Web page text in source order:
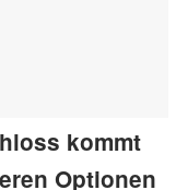
kommt
Optionen